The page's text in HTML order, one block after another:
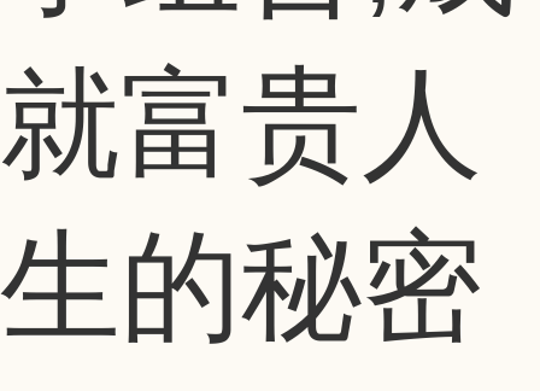
就富贵人
生的秘密